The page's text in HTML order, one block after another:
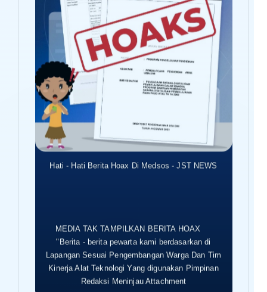
Hati - Hati Berita Hoax Di Medsos - JST NEWS
MEDIA TAK TAMPILKAN BERITA HOAX
"Berita - berita pewarta kami berdasarkan di
Lapangan Sesuai Pengembangan Warga Dan Tim
Kinerja Alat Teknologi Yang digunakan Pimpinan
Redaksi Meninjau Attachment